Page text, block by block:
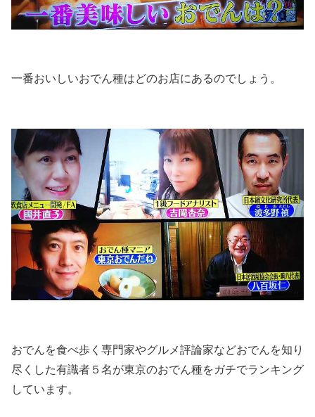
一番おいしいおでん種はどのお店にあるのでしょう。
おでんを食べ歩く専門家やグルメ評論家などおでんを知り
尽くした有識者５名が東京のおでん種をガチでランキング
しています。